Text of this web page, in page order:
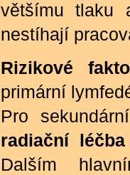
většímu tlaku
nestíhají
Rizikové
primární
Pro
radiační léčba
Dalším